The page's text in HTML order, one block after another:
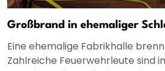
Großbrand in ehemaliger
Eine ehemalige Fabrikhalle
Zahlreiche Feuerwehrleute sind